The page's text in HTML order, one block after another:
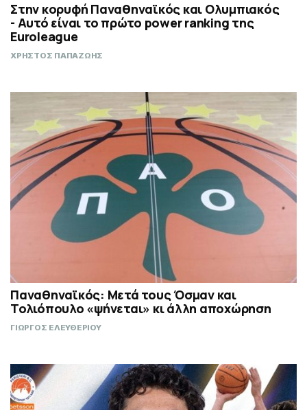
Στην κορυφή Παναθηναϊκός και Ολυμπιακός
- Αυτό είναι το πρώτο power ranking της
Euroleague
ΧΡΗΣΤΟΣ ΠΑΠΑΖΩΗΣ
Παναθηναϊκός: Μετά τους Όσμαν και
Τολιόπουλο «ψήνεται» κι άλλη αποχώρηση
ΓΙΩΡΓΟΣ ΕΛΕΥΘΕΡΙΟΥ